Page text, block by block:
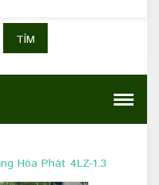
TÌM
Hòa Phát 4LZ-1.3